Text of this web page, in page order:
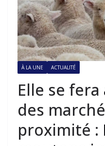
À LA UNE ACTUALITÉ
Elle se
des
proximité :